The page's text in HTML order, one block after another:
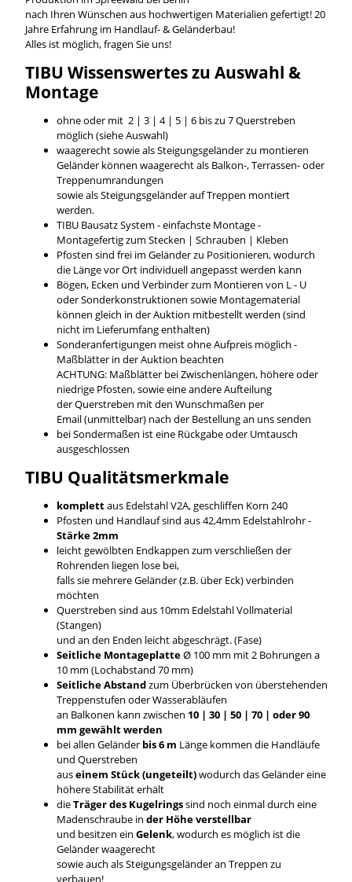
nach Ihren Wünschen aus hochwertigen Materialien gefertigt! 20
Jahre Erfahrung im Handlauf- & Geländerbau!
Alles ist möglich, fragen Sie uns!
TIBU Wissenswerteszu Auswahl &
Montage
ohne oder mit 2 | 3 | 4 | 5 | 6 bis zu 7 Querstreben
möglich (siehe Auswahl)
waagerecht sowie als Steigungsgeländer zu montieren
Geländer können waagerecht als Balkon-, Terrassen- oder
Treppenumrandungen
sowie als Steigungsgeländer auf Treppen montiert
werden.
TIBU Bausatz System - einfachste Montage -
Montagefertig zum Stecken | Schrauben | Kleben
Pfosten sind frei im Geländer zu Positionieren, wodurch
die Länge vor Ort individuell angepasst werden kann
Bögen, Ecken und Verbinder zum Montieren von L - U
oder Sonderkonstruktionen sowie Montagematerial
können gleich in der Auktion mitbestellt werden (sind
nicht im Lieferumfang enthalten)
Sonderanfertigungen meist ohne Aufpreis möglich -
Maßblätter in der Auktion beachten
ACHTUNG: Maßblätter bei Zwischenlängen, höhere oder
niedrige Pfosten, sowie eine andere Aufteilung
der Querstreben mit den Wunschmaßen per
Email (unmittelbar) nach der Bestellung an uns senden
bei Sondermaßen ist eine Rückgabe oder Umtausch
ausgeschlossen
TIBU Qualitätsmerkmale
komplettaus Edelstahl V2A, geschliffen Korn 240
Pfosten und Handlauf sind aus 42,4mm Edelstahlrohr -
Stärke 2mm
leicht gewölbten Endkappen zum verschließen der
Rohrenden liegen lose bei,
falls sie mehrere Geländer (z.B. über Eck) verbinden
möchten
Querstreben sind aus 10mm Edelstahl Vollmaterial
(Stangen)
und an den Enden leicht abgeschrägt. (Fase)
Seitliche MontageplatteØ 100 mm mit 2 Bohrungen a
10 mm (Lochabstand 70 mm)
Seitliche Abstandzum Überbrücken von überstehenden
Treppenstufen oder Wasserabläufen
an Balkonen kann zwischen 10 | 30 | 50 | 70 | oder 90
mm gewählt werden
bei allen Geländer bis 6 m Länge kommen die Handläufe
und Querstreben
auseinem Stück (ungeteilt)wodurch das Geländer eine
höhere Stabilität erhält
dieTräger des Kugelringssind noch einmal durch eine
Madenschraube in der Höhe verstellbar
und besitzen ein Gelenk, wodurch es möglich ist die
Geländer waagerecht
sowie auch als Steigungsgeländer an Treppen zu
verbauen!